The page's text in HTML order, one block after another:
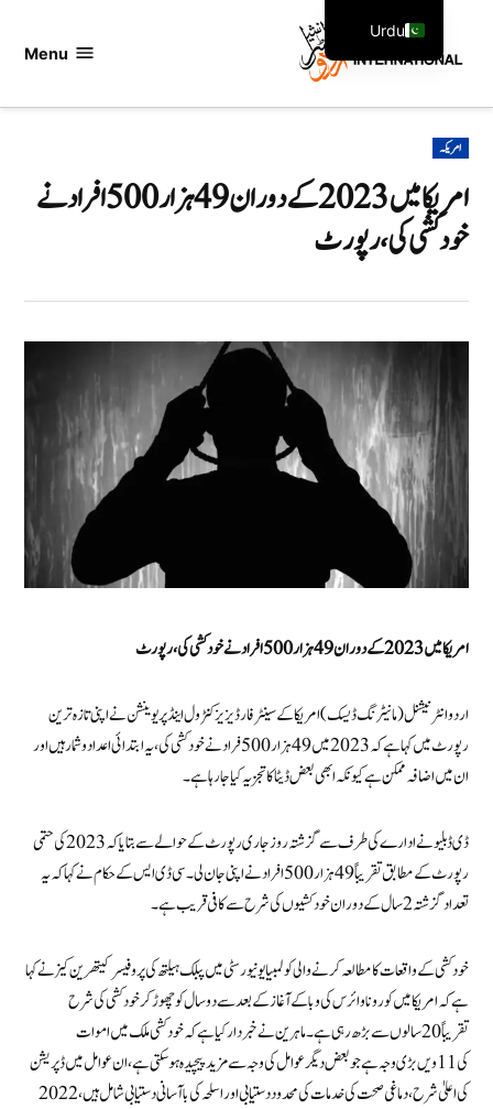
Menu
POSTED
IN
امریکہ
امریکا میں 2023 کے دوران 49 ہزار 500 افراد نے
خود کشی کی ،رپورٹ
امریکا میں 2023 کے دوران 49 ہزار 500 افراد نے خود کشی کی ،رپورٹ
اردو انٹرنیشنل (مانیٹرنگ ڈیسک) امریکا کے سینٹر فار ڈیزیز کنٹرول اینڈ پریوینشن نے اپنی تازہ ترین
رپورٹ میں کہا ہے کہ 2023 میں 49 ہزار 500فراد نے خودکشی کی، یہ ابتدائی اعداد و شمار ہیں اور
ان میں اضافہ ممکن ہے کیونکہ ابھی بعض ڈیٹا کا تجزیہ کیا جا رہا ہے۔
ڈی ڈبلیو نے ادارے کی طرف سے گزشتہ روز جاری رپورٹ کے حوالے سے بتایا کہ 2023 کی حتمی
رپورٹ کے مطابق تقریباً 49 ہزار 500 افراد نے اپنی جان لی۔ سی ڈی ایس کے حکام نے کہا کہ یہ
تعداد گزشتہ 2 سال کے دوران خودکشیوں کی شرح سے کافی قریب ہے۔
خودکشی کے واقعات کا مطالعہ کرنے والی کولمبیا یونیورسٹی میں پبلک ہیلتھ کی پروفیسرکیتھرین کیز نے کہا
ہے کہ امریکا میں کورونا وائرس کی وبا کے آغاز کے بعد سے دو سال کو چھوڑ کر خودکشی کی شرح
تقریباً 20 سالوں سے بڑھ رہی ہے۔ ماہرین نے خبردار کیا ہے کہ خودکشی ملک میں اموات
کی 11ویں بڑی وجہ ہے جو بعض دیگر عوامل کی وجہ سے مزید پیچیدہ ہو سکتی ہے، ان عوامل میں ڈپریشن
کی اعلی ٰشرح، دماغی صحت کی خدمات کی محدود دستیابی اور اسلحہ کی با آسانی دستیابی شامل ہیں، 2022
Urdu
English